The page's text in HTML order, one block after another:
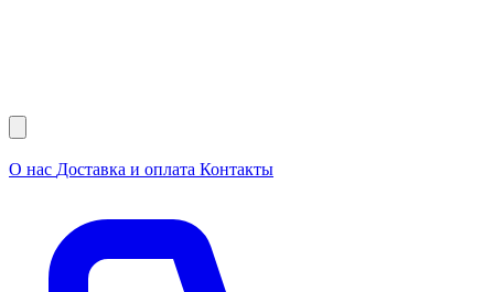
О нас Доставка и оплата Контакты